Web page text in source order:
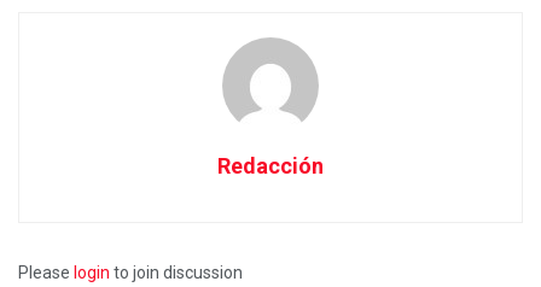
Redacción
Please login to join discussion